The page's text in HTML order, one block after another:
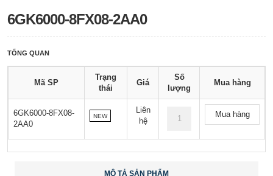
6GK6000-8FX08-2AA0
TỔNG QUAN
Mã SP
Trạng
thái
Giá
Số
lượng
Mua hàng
6GK6000-8FX08-
2AA0
NEW
Liên
hệ
Mua hàng
MÔ TẢ SẢN PHẨM